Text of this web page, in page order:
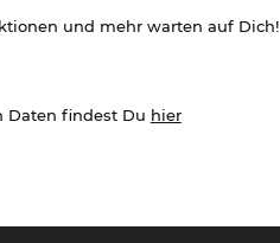
und mehr warten auf Dich!
Daten findest Du hier